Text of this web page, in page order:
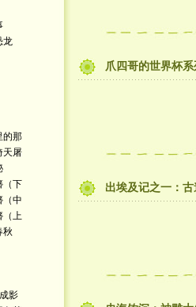
龙
的那
天屠
（下
（中
（上
秋
影
爪四哥的世界杯
出埃及记之一：